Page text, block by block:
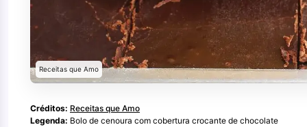
Receitas que Amo
Créditos: Receitas que Amo
Legenda: Bolo de cenoura com cobertura crocante de chocolate